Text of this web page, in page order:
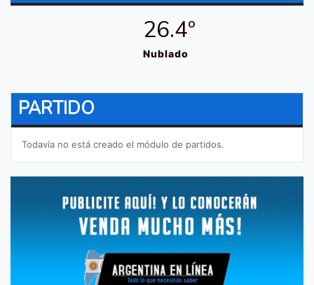
26.4º
Nublado
PARTIDO
Todavía no está creado el módulo de partidos.